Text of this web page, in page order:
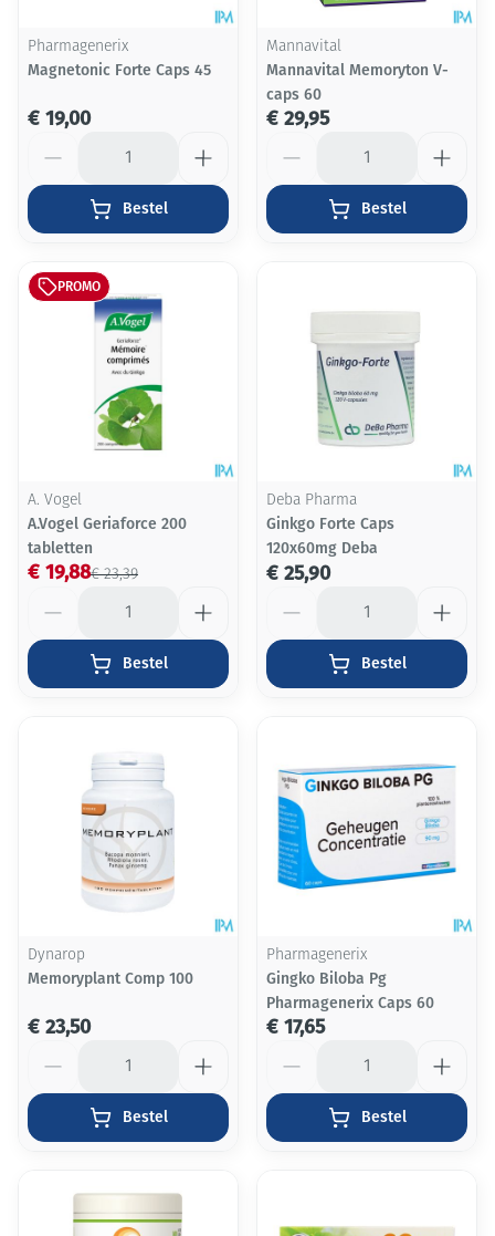
Pharmagenerix
Magnetonic Forte Caps 45
€ 19,00
Bestel
Mannavital
Mannavital Memoryton V-
caps 60
€ 29,95
Bestel
PROMO
A. Vogel
A.Vogel Geriaforce 200
tabletten
€ 23,39
€ 19,88
Bestel
Deba Pharma
Ginkgo Forte Caps
120x60mg Deba
€ 25,90
Bestel
Dynarop
Memoryplant Comp 100
€ 23,50
Bestel
Pharmagenerix
Gingko Biloba Pg
Pharmagenerix Caps 60
€ 17,65
Bestel